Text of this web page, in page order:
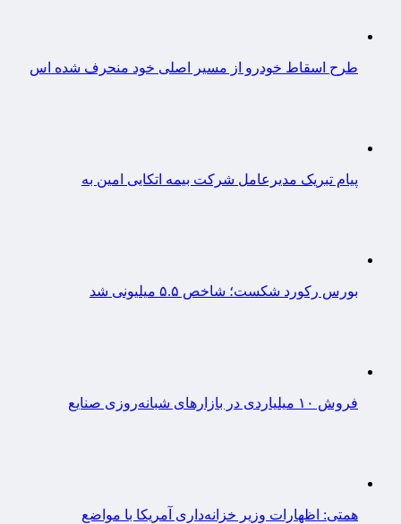
طرح اسقاط خودرو از مسیر اصلی خود منحرف شده اس
پیام تبریک مدیرعامل شرکت بیمه اتکایی امین به
بورس رکورد شکست؛ شاخص ۵.۵ میلیونی شد
فروش ۱۰ میلیاردی در بازارهای شبانه‌روزی صنایع
همتی: اظهارات وزیر خزانه‌داری آمریکا با مواضع